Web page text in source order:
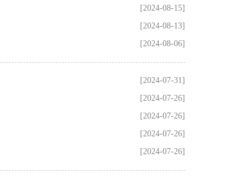
[2024-08-15]
[2024-08-13]
[2024-08-06]
[2024-07-31]
[2024-07-26]
[2024-07-26]
[2024-07-26]
[2024-07-26]